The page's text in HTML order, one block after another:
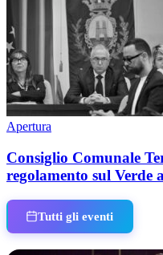
Apertura
Consiglio Comunale
regolamento sul Verde
Tutti gli eventi